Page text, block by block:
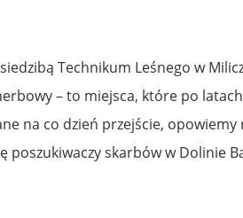
Technikum Leśnego w
– to miejsca, które po
na co dzień przejście,
skarbów w Dolinie